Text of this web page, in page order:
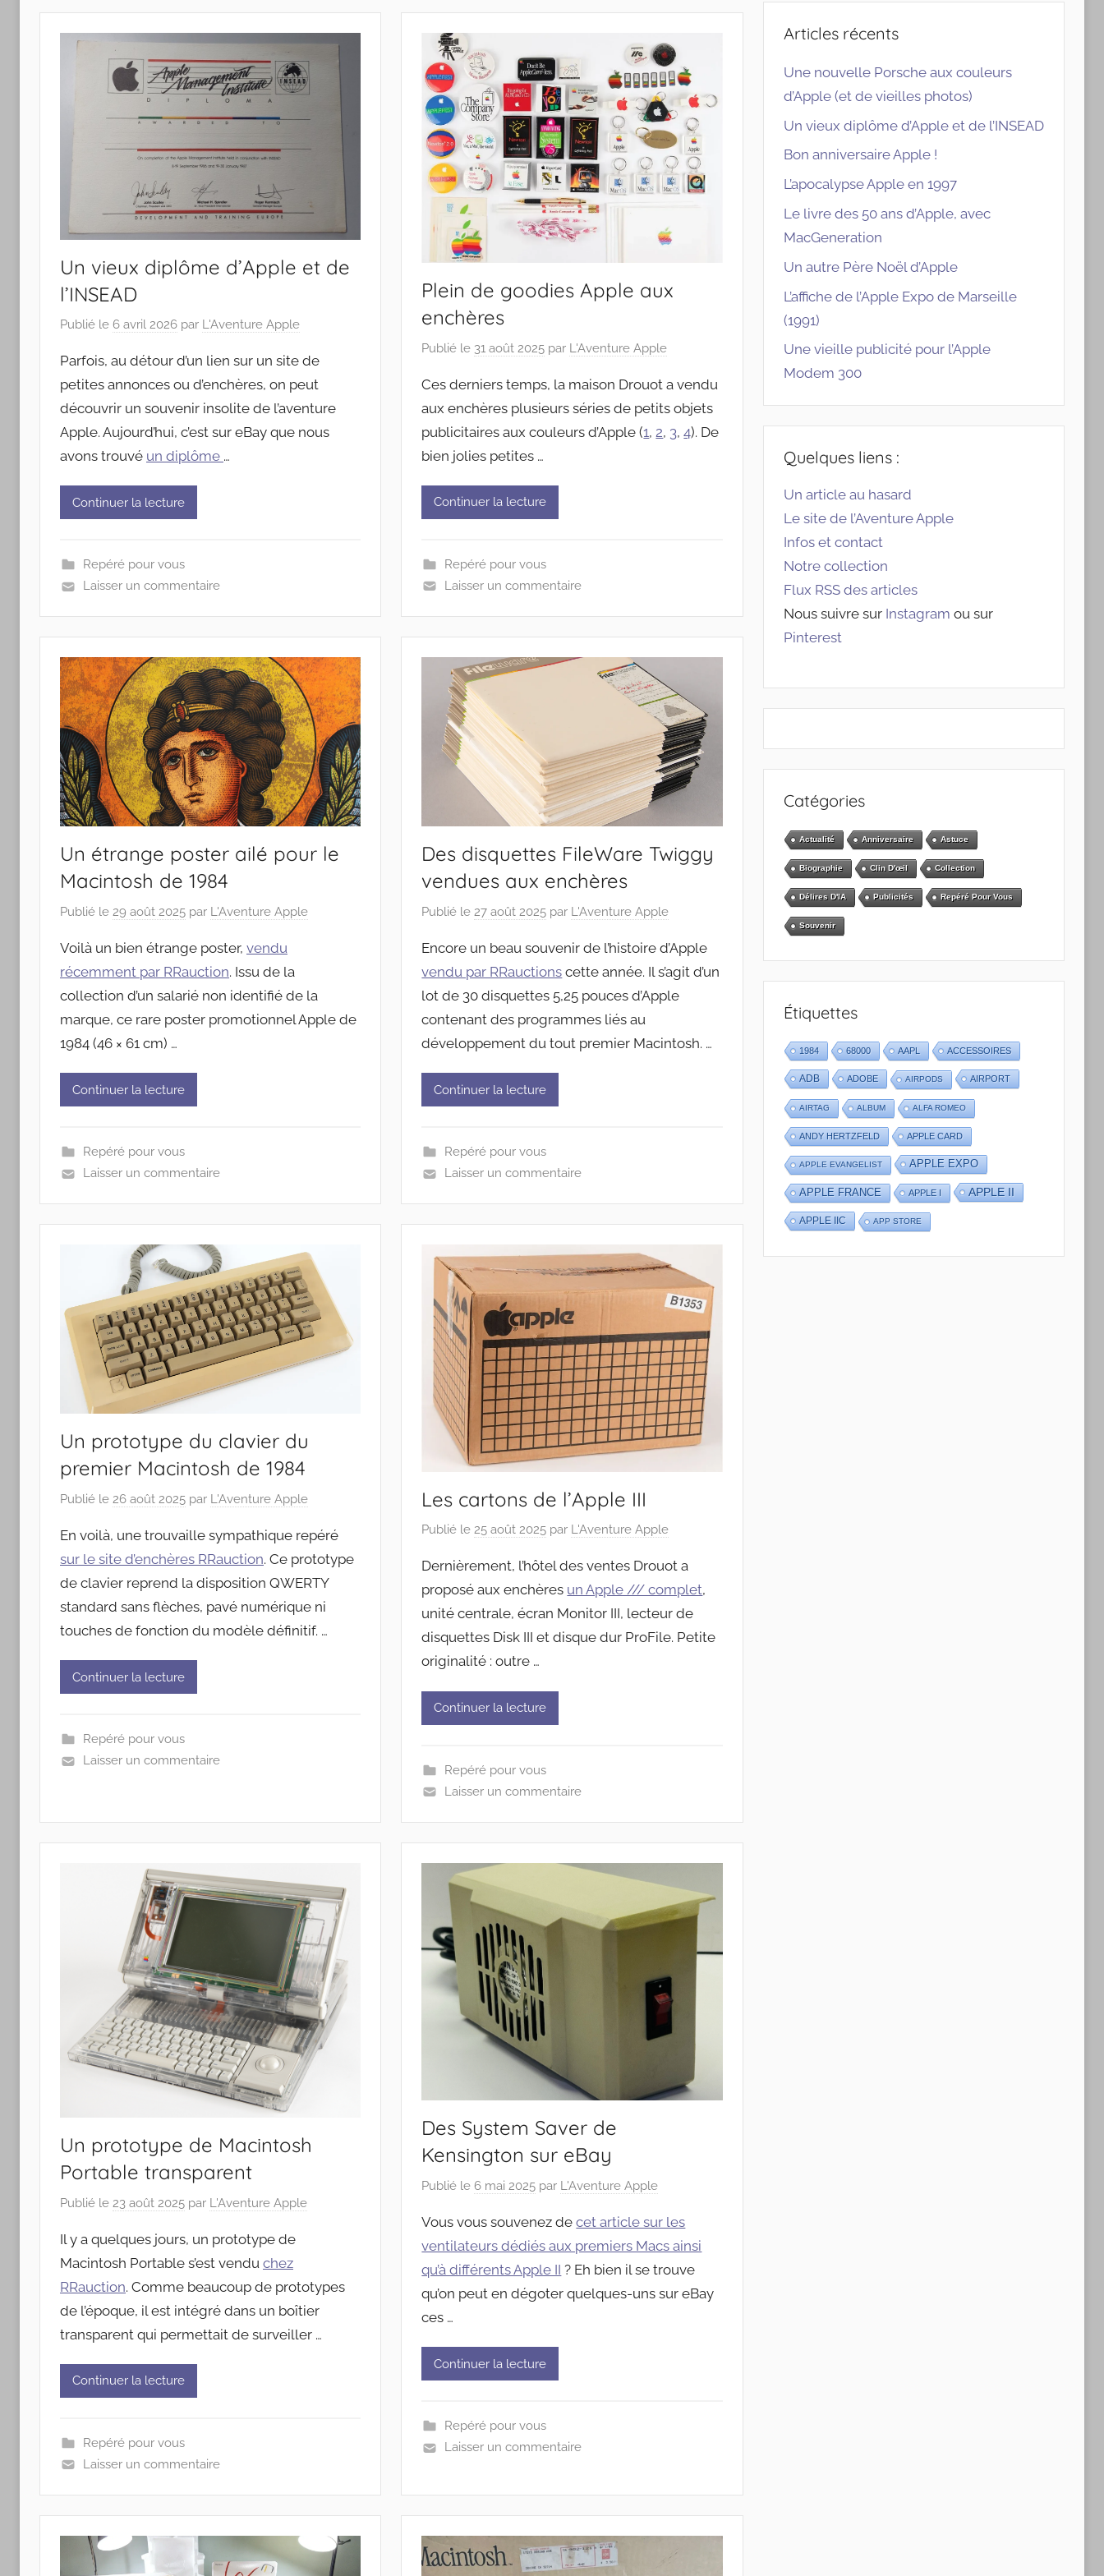
Apple
Un vieux diplôme d’Apple et de
l’INSEAD
Publié le 6 avril 2026 par L'Aventure Apple
Parfois, au détour d’un lien sur un site de
petites annonces ou d’enchères, on peut
découvrir un souvenir insolite de l’aventure
Apple. Aujourd’hui, c’est sur eBay que nous
avons trouvé un diplôme …
Continuer la lecture
Repéré pour vous
Laisser un commentaire
Plein de goodies Apple aux
enchères
Publié le 31 août 2025 par L'Aventure Apple
Ces derniers temps, la maison Drouot a vendu
aux enchères plusieurs séries de petits objets
publicitaires aux couleurs d’Apple (1, 2, 3,4). De
bien jolies petites …
Continuer la lecture
Repéré pour vous
Laisser un commentaire
Un étrange poster ailé pour le
Macintosh de 1984
Publié le 29 août 2025 par L'Aventure Apple
Voilà un bien étrange poster, vendu
récemment par RRauction. Issu de la
collection d’un salarié non identifié de la
marque, ce rare poster promotionnel Apple de
1984 (46 × 61 cm) …
Continuer la lecture
Repéré pour vous
Laisser un commentaire
Des disquettes FileWare Twiggy
vendues aux enchères
Publié le27 août 2025 par L'Aventure Apple
Encore un beau souvenir de l’histoire d’Apple
vendu par RRauctions cette année. Il s’agit d’un
lot de 30 disquettes 5,25 pouces d’Apple
contenant des programmes liés au
développement du tout premier Macintosh. …
Continuer la lecture
Repéré pour vous
Laisser un commentaire
Un prototype du clavier du
premier Macintosh de 1984
Publié le 26 août 2025 par L'Aventure Apple
En voilà, une trouvaille sympathique repéré
sur le site d’enchères RRauction. Ce prototype
de clavier reprend la disposition QWERTY
standard sans flèches, pavé numérique ni
touches de fonction du modèle définitif. …
Continuer la lecture
Repéré pour vous
Laisser un commentaire
Les cartons de l’Apple III
Publié le25 août 2025 par L'Aventure Apple
Dernièrement, l’hôtel des ventes Drouot a
proposé aux enchères un Apple /// complet,
unité centrale, écran Monitor III, lecteur de
disquettes Disk III et disque dur ProFile. Petite
originalité : outre …
Continuer la lecture
Repéré pour vous
Laisser un commentaire
Un prototype de Macintosh
Portable transparent
Publié le 23 août 2025 par L'Aventure Apple
Il y a quelques jours, un prototype de
Macintosh Portable s’est vendu chez
RRauction. Comme beaucoup de prototypes
de l’époque, il est intégré dans un boîtier
transparent qui permettait de surveiller …
Continuer la lecture
Repéré pour vous
Laisser un commentaire
Des System Saver de
Kensington sur eBay
Publié le6 mai 2025 par L'Aventure Apple
Vous vous souvenez decet article sur les
ventilateurs dédiés aux premiers Macs ainsi
qu’à différents Apple II ? Eh bien il se trouve
qu’on peut en dégoter quelques-uns sur eBay
ces …
Continuer la lecture
Repéré pour vous
Laisser un commentaire
Articles récents
Une nouvelle Porsche aux couleurs
d’Apple (et de vieilles photos)
Un vieux diplôme d’Apple et de l’INSEAD
Bon anniversaire Apple !
L’apocalypse Apple en 1997
Le livre des 50 ans d’Apple, avec
MacGeneration
Un autre Père Noël d’Apple
L’affiche de l’Apple Expo de Marseille
(1991)
Une vieille publicité pour l’Apple
Modem 300
Quelques liens :
Un article au hasard
Le site de l’Aventure Apple
Infos et contact
Notre collection
Flux RSS des articles
Nous suivre sur Instagram ou sur
Pinterest
Catégories
Actualité Anniversaire Astuce
Biographie Clin D'œil Collection
Délires D'IA Publicités Repéré Pour Vous
Souvenir
Étiquettes
1984 68000 AAPL ACCESSOIRES
ADB ADOBE AIRPODS AIRPORT
AIRTAG ALBUM ALFA ROMEO
ANDY HERTZFELD APPLE CARD
APPLE EVANGELIST APPLE EXPO
APPLE FRANCE APPLE I APPLE II
APPLE IIC APP STORE